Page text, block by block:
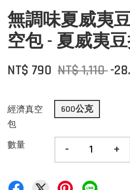
無調味夏威夷
空包 - 夏威夷
NT$ 790 NT$ 1,110-
經濟真空
包
600公克
數量 - +